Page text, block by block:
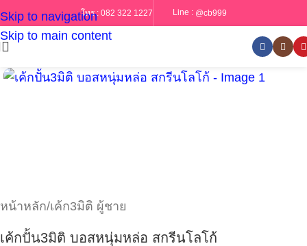
Skip to navigation
Skip to main content
โทร : 082 322 1227 Line : @cb999
หน้าหลัก/เค้ก3มิติ ผู้ชาย
เค้กปั้น3มิติ บอสหนุ่มหล่อ สกรีนโลโก้